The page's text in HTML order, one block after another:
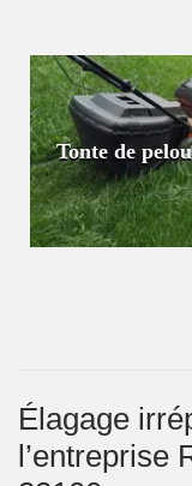
Tonte de
Élagage
l’entreprise